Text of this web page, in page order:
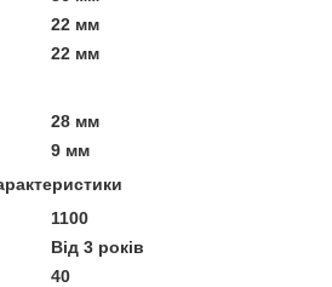
22 мм
22 мм
28 мм
9 мм
1100
Від 3 років
40